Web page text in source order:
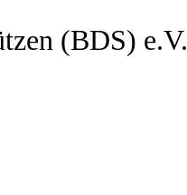
(BDS) e.V.